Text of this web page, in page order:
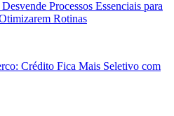
Processos Essenciais para
Rotinas
Crédito Fica Mais Seletivo com